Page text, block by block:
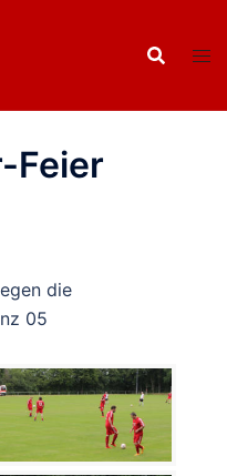
Feier
die
05